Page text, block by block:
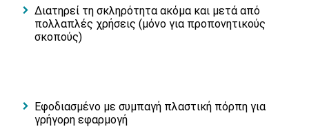
Διατηρεί τη σκληρότητα ακόμα και μετά από
πολλαπλές χρήσεις (μόνο για προπονητικούς
σκοπούς)
Εφοδιασμένο με συμπαγή πλαστική πόρπη για
γρήγορη εφαρμογή